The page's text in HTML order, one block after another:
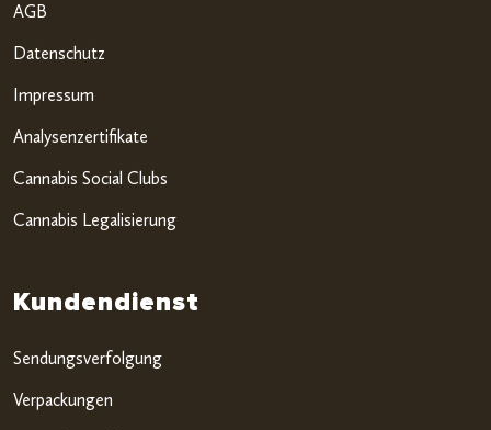
AGB
Datenschutz
Impressum
Analysenzertifikate
Cannabis Social Clubs
Cannabis Legalisierung
Kundendienst
Sendungsverfolgung
Verpackungen